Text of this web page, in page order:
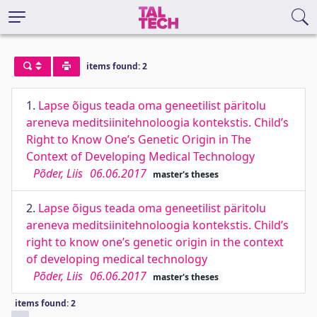
items found: 2
1. Lapse õigus teada oma geneetilist päritolu
areneva meditsiinitehnoloogia kontekstis. Child’s
Right to Know One’s Genetic Origin in The
Context of Developing Medical Technology
Põder, Liis 06.06.2017 master's theses
2. Lapse õigus teada oma geneetilist päritolu
areneva meditsiinitehnoloogia kontekstis. Child’s
right to know one’s genetic origin in the context
of developing medical technology
Põder, Liis 06.06.2017 master's theses
items found: 2